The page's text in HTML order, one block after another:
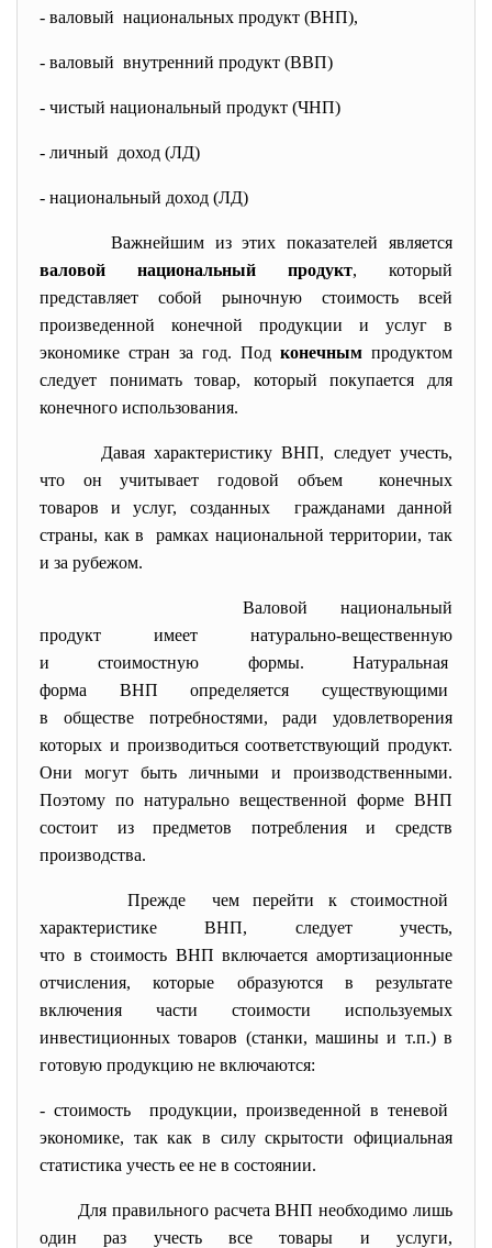
- валовый национальных продукт (ВНП),
- валовый внутренний продукт (ВВП)
- чистый национальный продукт (ЧНП)
- личный доход (ЛД)
- национальный доход (ЛД)
Важнейшим из этих показателей является
валовой национальный продукт, который
представляет собой рыночную стоимость всей
произведенной конечной продукции и услуг в
экономике стран за год. Под конечным продуктом
следует понимать товар, который покупается для
конечного использования.
Давая характеристику ВНП, следует учесть,
что он учитывает годовой объем конечных
товаров и услуг, созданных гражданами данной
страны, как в рамках национальной территории, так
и за рубежом.
Валовой национальный
продукт имеет натурально-вещественную
и стоимостную формы. Натуральная
форма ВНП определяется существующими
в обществе потребностями, ради удовлетворения
которых и производитьсясоответствующий продукт.
Они могут быть личными и производственными.
Поэтому по натурально вещественной форме ВНП
состоит из предметов потребления и средств
производства.
Прежде чем перейти к стоимостной
характеристике ВНП, следует учесть,
что в стоимость ВНП включается амортизационные
отчисления, которые образуются в результате
включения части стоимости используемых
инвестиционных товаров (станки, машины и т.п.) в
готовую продукцию не включаются:
- стоимость продукции, произведенной в теневой
экономике, так как в силу скрытости официальная
статистика учесть ее не в состоянии.
Для правильного расчета ВНПнеобходимо лишь
один раз учесть все товары и услуги,